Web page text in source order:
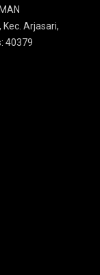
Kec. Arjasari,
40379